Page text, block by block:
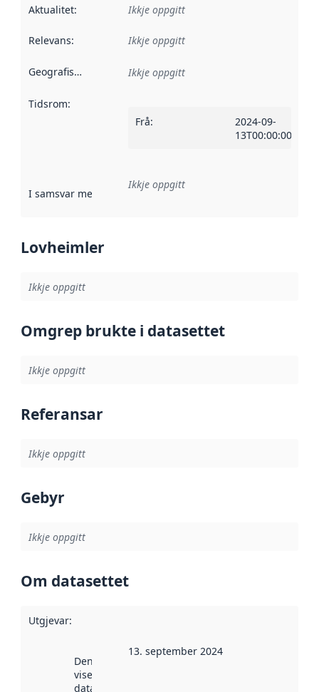
Aktualitet: Ikkje oppgitt
Relevans: Ikkje oppgitt
Geografisk område Ikkje oppgitt
Tidsrom:
Frå:
2024-09-
13T00:00:00Z
I samsvar med Referanse til ei implementeringsregel eller
Ikkje oppgitt
Lovheimler
Ikkje oppgitt
Omgrep brukte i datasettet
Ikkje oppgitt
Referansar
Ikkje oppgitt
Gebyr
Ikkje oppgitt
Om datasettet
Utgjevar:
Denne datoen
viser når
datasettet vart
13. september 2024